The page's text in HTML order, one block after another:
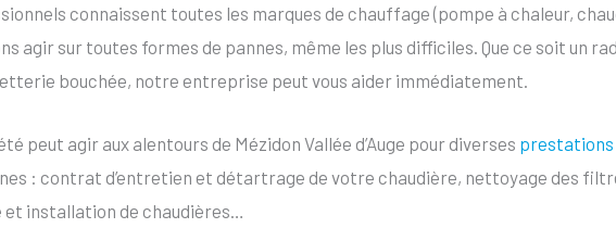
connaissent toutes les marques de chauffage (pompe à chaleur,
agir sur toutes formes de pannes, même les plus difficiles. Que ce soit un
bouchée, notre entreprise peut vous aider immédiatement.
peut agir aux alentours de Mézidon Vallée d’Auge pour diverses
: contrat d’entretien et détartrage de votre chaudière, nettoyage des
et installation de chaudières…